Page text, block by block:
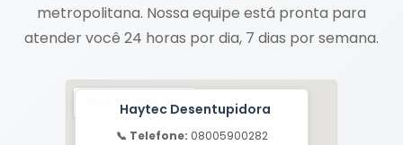
metropolitana. Nossa equipe está pronta para
atender você 24 horas por dia, 7 dias por semana.
Haytec Desentupidora
📞 Telefone: 08005900282